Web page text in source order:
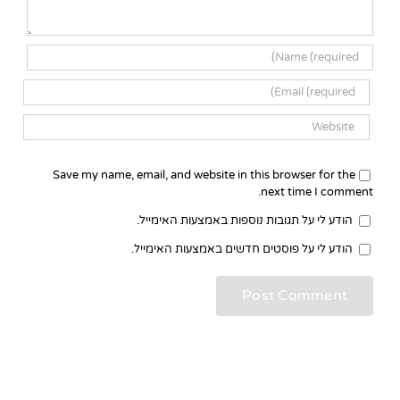
Save my name, email, and website in this browser for the
next time I comment.
הודע לי על תגובות נוספות באמצעות האימייל.
הודע לי על פוסטים חדשים באמצעות האימייל.